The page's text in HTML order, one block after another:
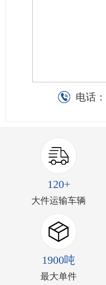
电话：
120+
大件运输车辆
1900吨
最大单件